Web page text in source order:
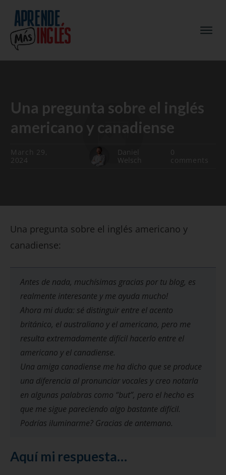
Una pregunta sobre el inglés
americano y canadiense
March 29,
2024
Daniel
Welsch
0
comments
Una pregunta sobre el inglés americano y
canadiense:
Antes de nada, muchísimas gracias por tu blog, es
realmente interesante y me ayuda mucho!
Ahora mi duda: sé distinguir entre el acento
británico, el australiano y el americano, pero me
resulta extremadamente difícil hacerlo entre el
americano y el canadiense.
Una amiga canadiense me ha dicho que se produce
una diferencia al pronunciar vocales y creo notarla
en algunas palabras como “but”, pero el hecho es
que me sigue pareciendo algo bastante difícil.
Podrías iluminarme? Gracias de antemano.
Aquí mi respuesta…